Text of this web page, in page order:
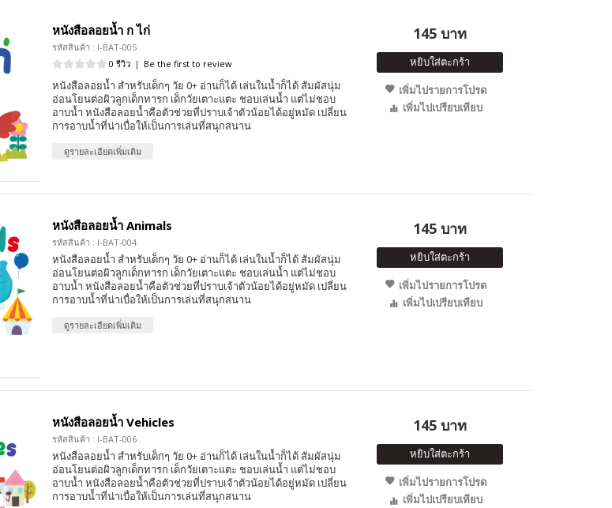
หนังสือลอยน้ำ ก ไก่
รหัสสินค้า : I-BAT-005
0 รีวิว | Be the first to review
หนังสือลอยน้ำ สำหรับเด็กๆ วัย 0+ อ่านก็ได้ เล่นในน้ำก็ได้ สัมผัสนุ่ม
อ่อนโยนต่อผิวลูกเด็กทารก เด็กวัยเตาะแตะ ชอบเล่นน้ำ แต่ไม่ชอบ
อาบน้ำ หนังสือลอยน้ำคือตัวช่วยที่ปราบเจ้าตัวน้อยได้อยู่หมัด เปลี่ยน
การอาบน้ำที่น่าเบื่อให้เป็นการเล่นที่สนุกสนาน
ดูรายละเอียดเพิ่มเติม
145 บาท
หยิบใส่ตะกร้า
เพิ่มไปรายการโปรด
เพิ่มไปเปรียบเทียบ
หนังสือลอยน้ำ Animals
รหัสสินค้า : I-BAT-004
หนังสือลอยน้ำ สำหรับเด็กๆ วัย 0+ อ่านก็ได้ เล่นในน้ำก็ได้ สัมผัสนุ่ม
อ่อนโยนต่อผิวลูกเด็กทารก เด็กวัยเตาะแตะ ชอบเล่นน้ำ แต่ไม่ชอบ
อาบน้ำ หนังสือลอยน้ำคือตัวช่วยที่ปราบเจ้าตัวน้อยได้อยู่หมัด เปลี่ยน
การอาบน้ำที่น่าเบื่อให้เป็นการเล่นที่สนุกสนาน
ดูรายละเอียดเพิ่มเติม
145 บาท
หยิบใส่ตะกร้า
เพิ่มไปรายการโปรด
เพิ่มไปเปรียบเทียบ
หนังสือลอยน้ำ Vehicles
รหัสสินค้า : I-BAT-006
หนังสือลอยน้ำ สำหรับเด็กๆ วัย 0+ อ่านก็ได้ เล่นในน้ำก็ได้ สัมผัสนุ่ม
อ่อนโยนต่อผิวลูกเด็กทารก เด็กวัยเตาะแตะ ชอบเล่นน้ำ แต่ไม่ชอบ
อาบน้ำ หนังสือลอยน้ำคือตัวช่วยที่ปราบเจ้าตัวน้อยได้อยู่หมัด เปลี่ยน
การอาบน้ำที่น่าเบื่อให้เป็นการเล่นที่สนุกสนาน
145 บาท
หยิบใส่ตะกร้า
เพิ่มไปรายการโปรด
เพิ่มไปเปรียบเทียบ